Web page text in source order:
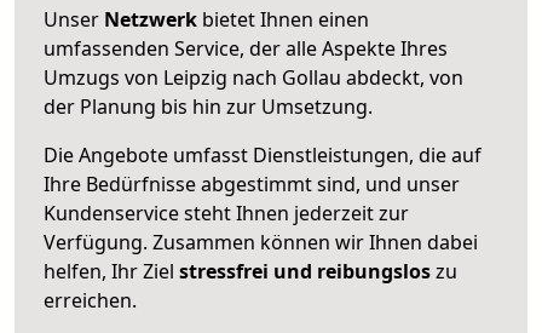
Unser Netzwerk bietet Ihnen einen
umfassenden Service, der alle Aspekte Ihres
Umzugs von Leipzig nach Gollau abdeckt, von
der Planung bis hin zur Umsetzung.
Die Angebote umfasst Dienstleistungen, die auf
Ihre Bedürfnisse abgestimmt sind, und unser
Kundenservice steht Ihnen jederzeit zur
Verfügung. Zusammen können wir Ihnen dabei
helfen, Ihr Ziel stressfrei und reibungsloszu
erreichen.